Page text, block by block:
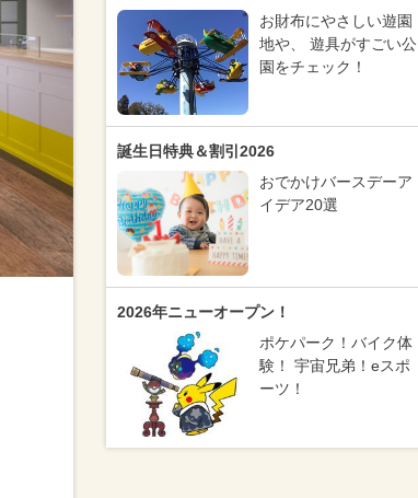
お財布にやさしい遊園
地や、 遊具がすごい公
園をチェック！
誕生日特典＆割引2026
おでかけバースデーア
イデア20選
2026年ニューオープン！
ポケパーク！バイク体
験！ 宇宙兄弟！eスポ
ーツ！